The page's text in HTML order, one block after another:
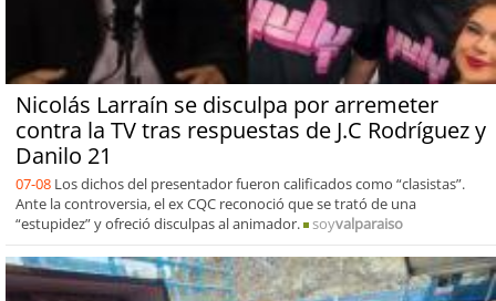
Nicolás Larraín se disculpa por arremeter
contra la TV tras respuestas de J.C Rodríguez y
Danilo 21
07-08 Los dichos del presentador fueron calificados como “clasistas”.
Ante la controversia, el ex CQC reconoció que se trató de una
“estupidez” y ofreció disculpas al animador.
soyvalparaiso